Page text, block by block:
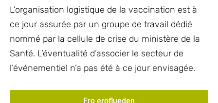
L’organisation logistique de la vaccination est à
ce jour assurée par un groupe de travail dédié
nommé par la cellule de crise du ministère de la
Santé. L’éventualité d’associer le secteur de
l’événementiel n’a pas été à ce jour envisagée.
Fro eroflueden